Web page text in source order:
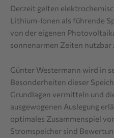
Derzeit gelten
Lithium-Ionen als führende
von der eigenen
sonnenarmen Zeiten nutzbar
Günter Westermann wird in
Besonderheiten dieser
Grundlagen vermitteln und
ausgewogenen Auslegung
optimales Zusammenspiel
Stromspeicher sind